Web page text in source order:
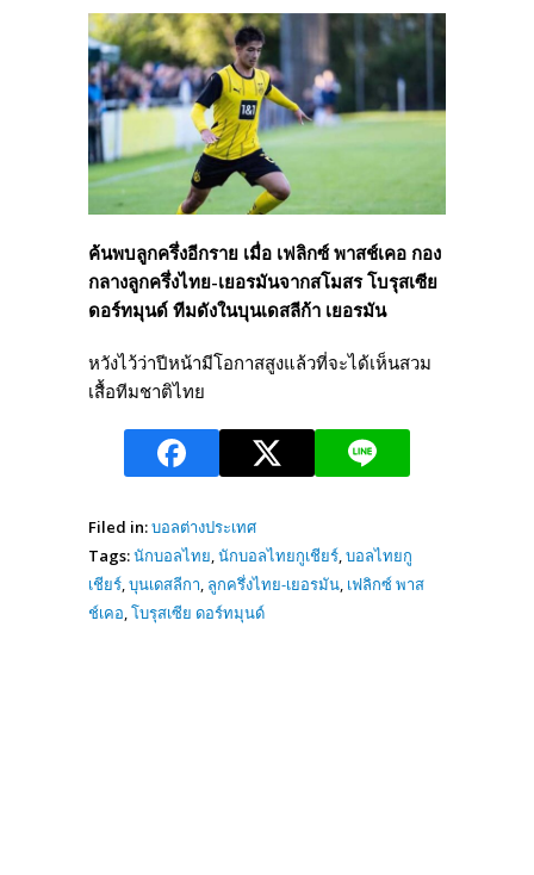
ค้นพบลูกครึ่งอีกราย เมื่อ เฟลิกซ์ พาสช์เคอ กอง
กลางลูกครึ่งไทย-เยอรมันจากสโมสร โบรุสเซีย
ดอร์ทมุนด์ ทีมดังในบุนเดสลีก้า เยอรมัน
หวังไว้ว่าปีหน้ามีโอกาสสูงแล้วที่จะได้เห็นสวม
เสื้อทีมชาติไทย
Filed in:บอลต่างประเทศ
Tags:นักบอลไทย,นักบอลไทยกูเชียร์,บอลไทยกู
เชียร์,บุนเดสลีกา, ลูกครึ่งไทย-เยอรมัน, เฟลิกซ์ พาส
ช์เคอ,โบรุสเซีย ดอร์ทมุนด์